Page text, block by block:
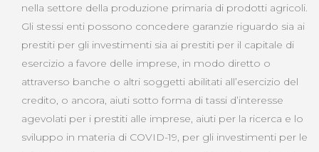
nella settore della produzione primaria di prodotti agricoli.
Gli stessi enti possono concedere garanzie riguardo sia ai
prestiti per gli investimenti sia ai prestiti per il capitale di
esercizio a favore delle imprese, in modo diretto o
attraverso banche o altri soggetti abilitati all’esercizio del
credito, o ancora, aiuti sotto forma di tassi d’interesse
agevolati per i prestiti alle imprese, aiuti per la ricerca e lo
sviluppo in materia di COVID-19, per gli investimenti per le